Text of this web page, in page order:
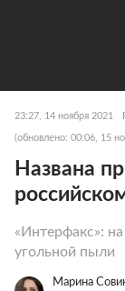
23:27, 14 ноября 2021
(обновлено: 00:06, 15
Названа
«Интерфакс»:
угольной пыли
Марина